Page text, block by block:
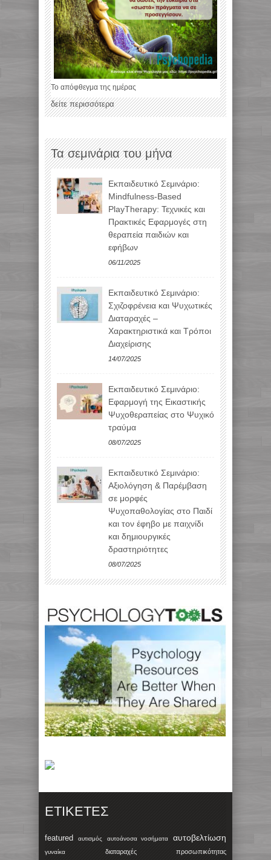
Το απόφθεγμα της ημέρας
δείτε περισσότερα
Τα σεμινάρια του μήνα
Εκπαιδευτικό Σεμινάριο:
Mindfulness-Based
PlayTherapy: Τεχνικές και
Πρακτικές Εφαρμογές στη
θεραπεία παιδιών και
εφήβων
06/11/2025
Εκπαιδευτικό Σεμινάριο:
Σχιζοφρένεια και Ψυχωτικές
Διαταραχές –
Χαρακτηριστικά και Τρόποι
Διαχείρισης
14/07/2025
Εκπαιδευτικό Σεμινάριο:
Εφαρμογή της Εικαστικής
Ψυχοθεραπείας στο Ψυχικό
τραύμα
08/07/2025
Εκπαιδευτικό Σεμινάριο:
Αξιολόγηση & Παρέμβαση
σε μορφές
Ψυχοπαθολογίας στο Παιδί
και τον έφηβο με παιχνίδι
και δημιουργικές
δραστηριότητες
08/07/2025
ΕΤΙΚΈΤΕΣ
featured αυτισμός αυτοάνοσα νοσήματα αυτοβελτίωση
γυναίκα διαταραχές προσωπικότητας